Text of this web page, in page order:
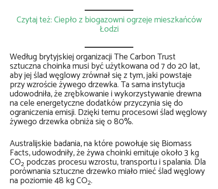
Czytaj też: Ciepło z biogazowni ogrzeje mieszkańców
Łodzi
Według brytyjskiej organizacji The Carbon Trust
sztuczna choinka musi być użytkowana od 7 do 20 lat,
aby jej ślad węglowy zrównał się z tym, jaki powstaje
przy wzroście żywego drzewka. Ta sama instytucja
udowodniła, że zrębkowanie i wykorzystywanie drewna
na cele energetyczne dodatków przyczynia się do
ograniczenia emisji. Dzięki temu procesowi ślad węglowy
żywego drzewka obniża się o 80%.
Australijskie badania, na które powołuje się Biomass
Facts, udowodniły, że żywa choinki emituje około 3 kg
CO2 podczas procesu wzrostu, transportu i spalania. Dla
porównania sztuczne drzewko miało mieć ślad węglowy
na poziomie 48 kg CO2.